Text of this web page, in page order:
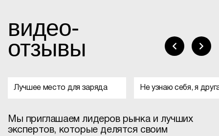
видео-
отзывы
Лучшее место для заряда Не узнаю себя, я
Мы приглашаем лидеров рынка и лучших
экспертов, которые делятся своим